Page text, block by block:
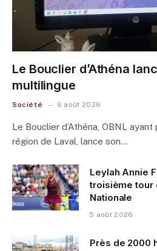
Le Bouclier d’Athéna
multilingue
Société 6 août 2026
Le Bouclier d’Athéna, OBNL
région de Laval, lance son…
Leylah Annie
troisième tour
Nationale
5 août 2026
Près de 2000